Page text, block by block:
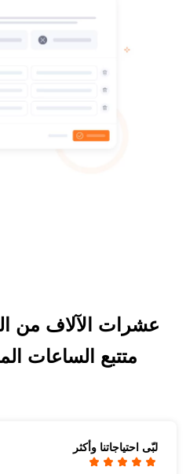
عشرات الآلاف من
متتبع الساعات
لبّى احتياجاتنا وأكثر